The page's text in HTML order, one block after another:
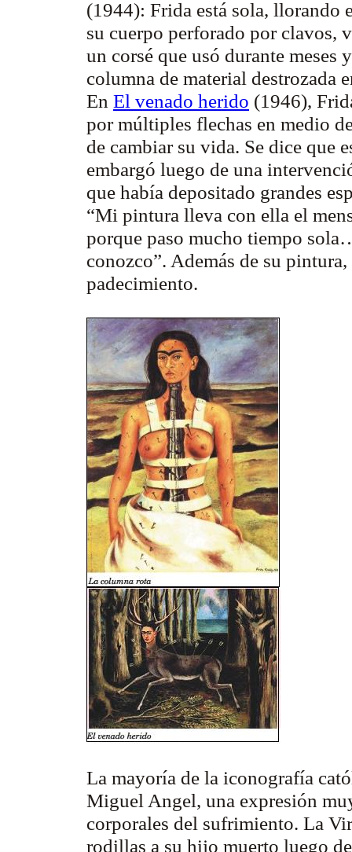
(1944): Frida está sola, llorando
su cuerpo perforado por clavos,
un corsé que usó durante meses
columna de material destrozada
En El venado herido (1946),
por múltiples flechas en medio
de cambiar su vida. Se dice que
embargó luego de una
que había depositado grandes
“Mi pintura lleva con ella el
porque paso mucho tiempo
conozco”. Además de su
padecimiento.
La mayoría de la iconografía
Miguel Angel, una expresión
corporales del sufrimiento. La
rodillas a su hijo muerto luego